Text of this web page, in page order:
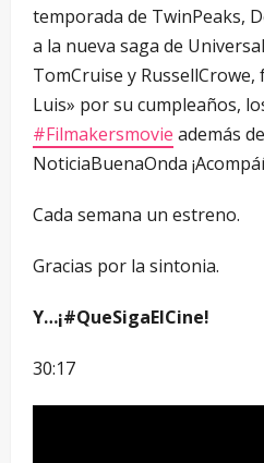
temporada de TwinPeaks,
a la nueva saga de
TomCruise y
Luis» por su cumpleaños,
#Filmakersmovie además
NoticiaBuenaOnda
Cada semana un estreno.
Gracias por la sintonia.
Y…¡#QueSigaElCine!
30:17